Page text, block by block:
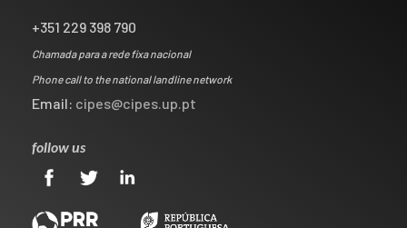
+351 229 398 790
Chamada para a rede fixa nacional
Phone call to the national landline network
Email: cipes@cipes.up.pt
follow us